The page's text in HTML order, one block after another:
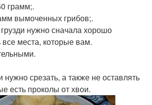
грамм;.
вымоченных грибов;.
нужно сначала хорошо
все места, которые вам.
нужно срезать, а также не оставлять
есть проколы от хвои.